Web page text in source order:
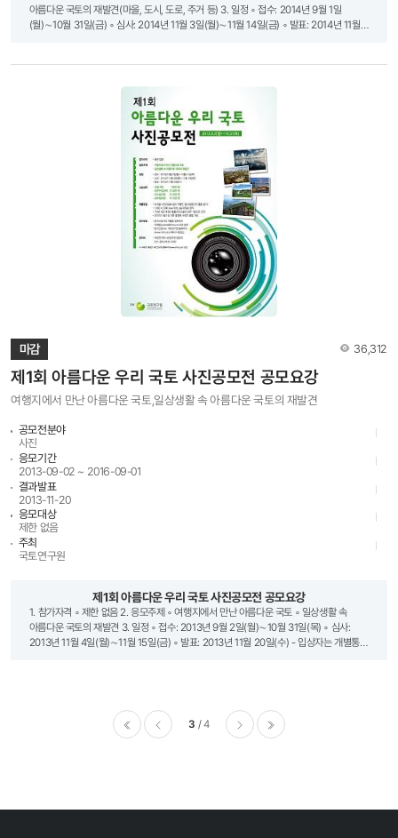
아름다운 국토의 재발견(마을, 도시, 도로, 주거 등) 3. 일정 ◦ 접수: 2014년 9월 1일
(월)∼10월 31일(금) ◦ 심사: 2014년 11월 3일(월)∼11월 14일(금) ◦ 발표: 2014년 11월
간주) ◦ 2013년 1월 1일 이후 촬영한 사진만 출품 가능 5. 접수방법 ◦ 참가신청서와 작품을
첨부하여 이메일(contest@krihs.re.kr)로 송부 - 파일명을 [홍길동.jpg]로 기재 바람 -
참가신청서는 상단 첨부문서를 다운로드하여 작성한 후 작품과 함께 첨부 - 입상작 선정 후
참가신청서에 기재된 연락처로 연락할 예정이오니 정확한 입력을 부탁드립니다. 6.
유의사항 ◦ 파일로 제출(필름사진 출품 불가) ◦ 출품된 작품의 저작권은 출품자에게
귀속함 ◦ 수상자(저작자)는 국토연구원이 수상작을 공모전의 취지, 목적을 달성하기 위한
필요한 한도 내에서 복제 및 전송의 방법으로 이용하는 것을 허락함 ◦ 국토연구원은 필요에
따라 수상자와 협의하여 수상작을 창작적으로 변형하는 등 2차적 저작물을 작성할 수 있음
◦ 출품작의 저작권 및 초상권 등 수상작에 대한 모든 법적인 책임은 출품자가 부담 ◦
표절작은 심사에서 제외하며, 수상작 선정 후에도 수상 취소 및 상금 회수 ◦ 타 공모전의
입상경력이 있거나 발표된 적이 있는 작품은 출품할 수 없음 ◦ 컴퓨터 그래픽 및
합성사진은 심사에서 제외함 ◦ 응모한 파일은 반환하지 않음 ◦ 잘못된 연락처에 대한
피해는 책임지지 않음 7. 문의처 ◦ 국토연구원 사진공모전 담당자 031-380-0438, 0439
마감 조회수
36,312
제1회 아름다운 우리 국토 사진공모전 공모요강
여행지에서 만난 아름다운 국토,일상생활 속 아름다운 국토의 재발견
공모전분야
사진
응모기간
2013-09-02 ~ 2016-09-01
결과발표
2013-11-20
응모대상
제한 없음
주최
국토연구원
제1회 아름다운 우리 국토 사진공모전 공모요강
1. 참가자격 ◦ 제한 없음 2. 응모주제 ◦ 여행지에서 만난 아름다운 국토 ◦ 일상생활 속
아름다운 국토의 재발견 3. 일정 ◦ 접수: 2013년 9월 2일(월)∼10월 31일(목) ◦ 심사:
2013년 11월 4일(월)∼11월 15일(금) ◦ 발표: 2013년 11월 20일(수) - 입상자는 개별통지
송부 - 파일명을 [홍길동.jpg]로 기재 바람 - 참가신청서는 상단 첨부문서를 다운로드하여
작성한 후 작품과 함께 첨부 - 입상작 선정 후 참가신청서에 기재된 연락처로 연락할
후에 이러한 사실이 확인될 경우 수상을 취소하고 상금은 반환해야 함 ◦ 컴퓨터 그래픽 및
3 4